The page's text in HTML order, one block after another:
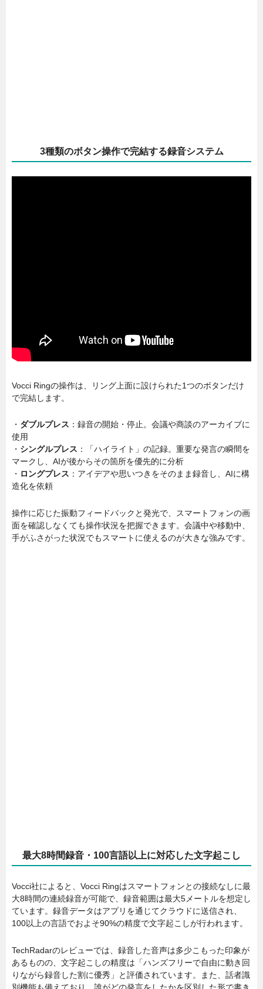
3種類のボタン操作で完結する録音システム
Vocci Ringの操作は、リング上面に設けられた1つのボタンだけ
で完結します。
・ ダブルプレス ：録音の開始・停止。会議や商談のアーカイブに
使用
・ シングルプレス ：「ハイライト」の記録。重要な発言の瞬間を
マークし、AIが後からその箇所を優先的に分析
・ ロングプレス ：アイデアや思いつきをそのまま録音し、AIに構
造化を依頼
操作に応じた振動フィードバックと発光で、スマートフォンの画
面を確認しなくても操作状況を把握できます。会議中や移動中、
手がふさがった状況でもスマートに使えるのが大きな強みです。
最大8時間録音・100言語以上に対応した文字起こし
Vocci社によると、Vocci Ringはスマートフォンとの接続なしに最
大8時間の連続録音が可能で、録音範囲は最大5メートルを想定し
ています。録音データはアプリを通じてクラウドに送信され、
100以上の言語でおよそ90%の精度で文字起こしが行われます。
TechRadarのレビューでは、録音した音声は多少こもった印象が
あるものの、文字起こしの精度は「ハンズフリーで自由に動き回
りながら録音した割に優秀」と評価されています。また、話者識
別機能も備えており、誰がどの発言をしたかを区別した形で書き